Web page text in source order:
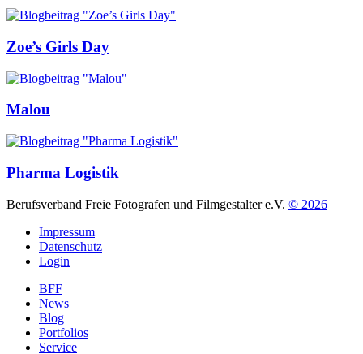
Zoe’s Girls Day
Malou
Pharma Logistik
Berufsverband Freie Fotografen und Filmgestalter e.V. © 2026
Impressum
Datenschutz
Login
BFF
News
Blog
Portfolios
Service